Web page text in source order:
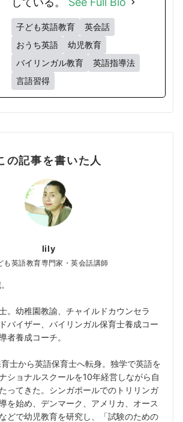
子ども英語教育
英会話
おうち英語
幼児教育
バイリンガル教育
英語指導法
言語習得
の記事を書いた人
lily
も英語教育専門家・英会話講師
。幼稚園教諭、チャイルドカウンセラ
バイザー、バイリンガル保育士養成コー
者養成コーチ。
士から英語保育士へ転身。独学で英語を
ショナルスクールを10年経営しながら自
ってきた。シンガポールでのトリリンガ
を始め、デンマーク、アメリカ、オース
どで幼児教育を研究し、「試験のための